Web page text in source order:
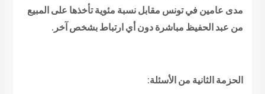
مدى عامين في تونس مقابل نسبة مئوية تأخذها على المبيع
من عبد الحفيظ مباشرة دون أي ارتباط بشخص آخر.
الحزمة الثانية من الأسئلة: